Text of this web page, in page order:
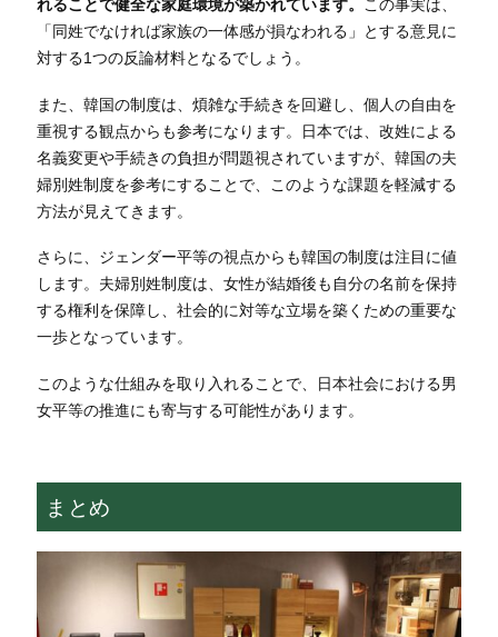
れることで健全な家庭環境が築かれています。
この事実は、
「同姓でなければ家族の一体感が損なわれる」とする意見に
対する1つの反論材料となるでしょう。
また、韓国の制度は、煩雑な手続きを回避し、個人の自由を
重視する観点からも参考になります。日本では、改姓による
名義変更や手続きの負担が問題視されていますが、韓国の夫
婦別姓制度を参考にすることで、このような課題を軽減する
方法が見えてきます。
さらに、ジェンダー平等の視点からも韓国の制度は注目に値
します。夫婦別姓制度は、女性が結婚後も自分の名前を保持
する権利を保障し、社会的に対等な立場を築くための重要な
一歩となっています。
このような仕組みを取り入れることで、日本社会における男
女平等の推進にも寄与する可能性があります。
まとめ